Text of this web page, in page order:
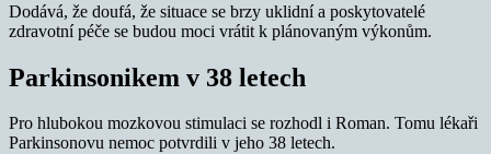
Dodává, že doufá, že situace se brzy uklidní a poskytovatelé
zdravotní péče se budou moci vrátit k plánovaným výkonům.
Parkinsonikem v 38 letech
Pro hlubokou mozkovou stimulaci se rozhodl i Roman. Tomu lékaři
Parkinsonovu nemoc potvrdili v jeho 38 letech.